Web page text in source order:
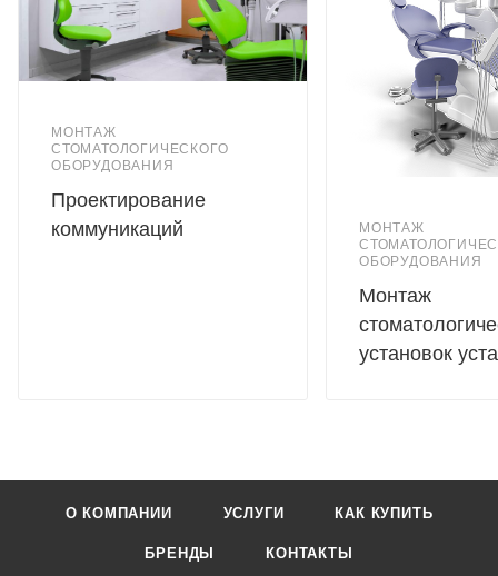
быстро менять положение во время работы.
Стул RS-S6 имеет регулировку высоты, что позволяет
настроить его под индивидуальные параметры врача.
Благодаря компактным размерам и легкому весу стул легко
перемещается и хранится, не занимая много места в
кабинете.
В целом, стул врача от Foshan Roson является надежным
и функциональным оборудованием, которое обеспечивает
комфорт и удобство в работе стоматолога, способствуя
МОНТАЖ
СТОМАТОЛОГИЧЕСКОГО
ОБОРУДОВАНИЯ
Проектирование
коммуникаций
МОНТАЖ
ОБОРУДОВАНИЯ
Монтаж
установок
О КОМПАНИИ УСЛУГИ КАК КУПИТЬ
БРЕНДЫ КОНТАКТЫ